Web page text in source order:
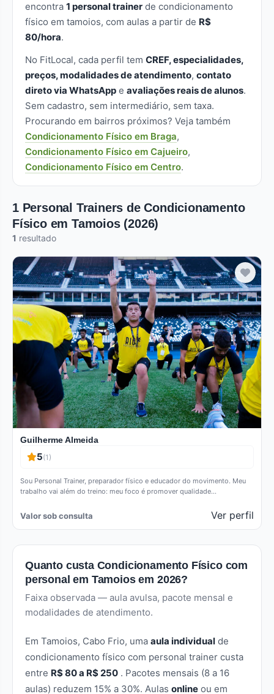
encontra 1 personal trainer de condicionamento
físico em tamoios, com aulas a partir de R$
80/hora.
No FitLocal, cada perfil tem CREF, especialidades,
preços, modalidades de atendimento, contato
direto via WhatsApp e avaliações reais de alunos.
Sem cadastro, sem intermediário, sem taxa.
Procurando em bairros próximos? Veja também
Condicionamento Físico em Braga,
Condicionamento Físico em Cajueiro,
Condicionamento Físico em Centro.
1 Personal Trainers de Condicionamento
Físico em Tamoios (2026)
1 resultado
Verificado
Guilherme Almeida
5(1)
Sou Personal Trainer, preparador físico e educador do movimento. Meu
trabalho vai além do treino: meu foco é promover qualidade…
Valor sob consulta Ver perfil
Quanto custa Condicionamento Físico com
personal em Tamoios em 2026?
Faixa observada — aula avulsa, pacote mensal e
modalidades de atendimento.
Em Tamoios, Cabo Frio, uma aula individual de
condicionamento físico com personal trainer custa
entre R$ 80 a R$ 250 . Pacotes mensais (8 a 16
aulas) reduzem 15% a 30%. Aulas online ou em